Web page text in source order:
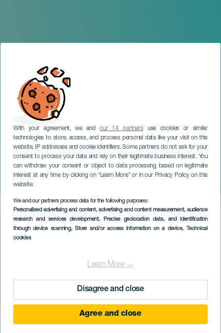
With your agreement, we andour 14 partnersuse cookies or similar
technologies to store, access, and process personal data like your visit on this
website, IP addresses and cookie identifiers. Some partners do not ask for your
consent to process your data and rely on their legitimate business interest. You
can withdraw your consent or object to data processing based on legitimate
interest at any time by clicking on “Learn More” or in our Privacy Policy on this
website.
We and our partners process data for the following purposes:
Personalised advertising and content, advertising and content measurement, audience
research and services development, Precise geolocation data, and identification
through device scanning, Store and/or access information on a device, Technical
cookies
Learn More →
Disagree and close
Agree and close
Trilha Tamadaba
GRÃ-CANÁRIA
Imagen
Listado
November 2026